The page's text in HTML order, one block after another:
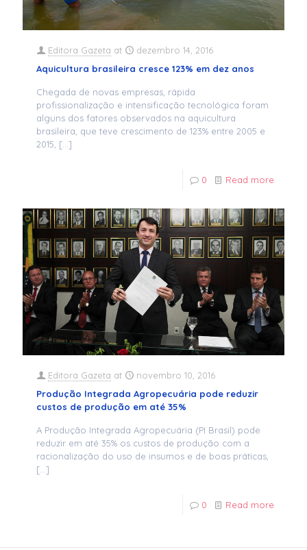
Editora Gazeta at
dezembro 14, 2016
Aquicultura brasileira cresce 123% em dez anos
Chegada de novas empresas, rápida
profissionalização e intensificação tecnológica foram
alguns dos fatores observados na aquicultura
brasileira, que teve crescimento de 123% entre 2005 e
2015, […]
0 Read more
Editora Gazeta at
novembro 10, 2016
Produção Integrada Agropecuária pode reduzir
custos de produção em até 35%
A Produção Integrada Agropecuária (PI Brasil) pode
reduzir em até 35% os custos de produção com a
racionalização do uso de insumos e de boas práticas,
[…]
0 Read more